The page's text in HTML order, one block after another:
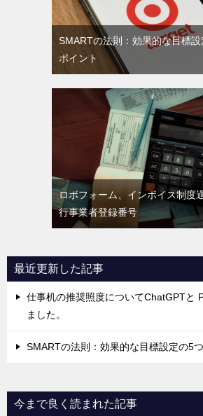
SMARTの法則：効果的な目標
ポイント
ロボフォーム、インボイス制度
行事業者登録番号
最近更新した記事
仕事机の推奨照度についてChatGPTと
ました。
SMARTの法則：効果的な目標設定の5
今まで良く読まれた記事